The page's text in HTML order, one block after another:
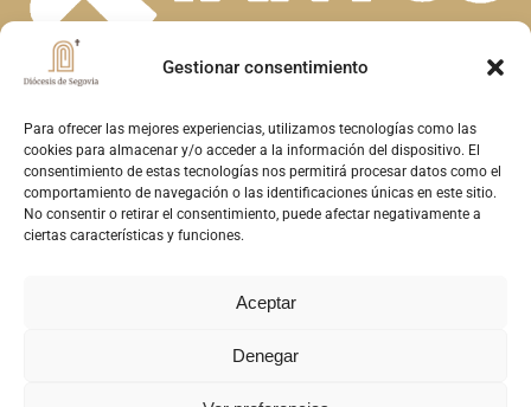
Gestionar consentimiento
Para ofrecer las mejores experiencias, utilizamos tecnologías como las
cookies para almacenar y/o acceder a la información del dispositivo. El
consentimiento de estas tecnologías nos permitirá procesar datos como el
comportamiento de navegación o las identificaciones únicas en este sitio.
No consentir o retirar el consentimiento, puede afectar negativamente a
ciertas características y funciones.
Aceptar
Denegar
En la diversidad de dones que el Espíritu
Santo concede a la Iglesia, descubrimos la
riqueza de nuestra fe. Unidos en la oración y
el servicio, construimos juntos el Reino de
Dios en Segovia, reflejando el amor y la